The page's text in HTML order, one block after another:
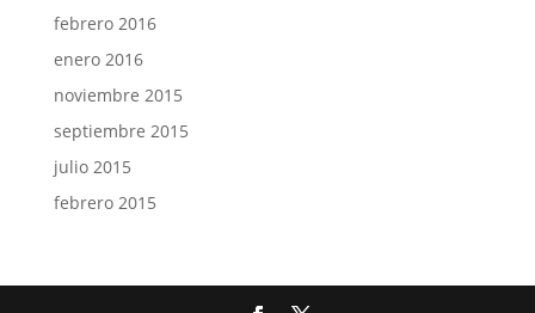
febrero 2016
enero 2016
noviembre 2015
septiembre 2015
julio 2015
febrero 2015